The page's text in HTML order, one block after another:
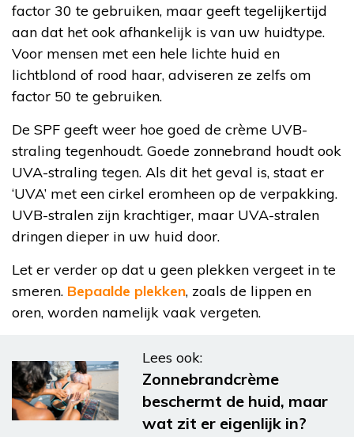
factor 30 te gebruiken, maar geeft tegelijkertijd
aan dat het ook afhankelijk is van uw huidtype.
Voor mensen met een hele lichte huid en
lichtblond of rood haar, adviseren ze zelfs om
factor 50 te gebruiken.
De SPF geeft weer hoe goed de crème UVB-
straling tegenhoudt. Goede zonnebrand houdt ook
UVA-straling tegen. Als dit het geval is, staat er
‘UVA’ met een cirkel eromheen op de verpakking.
UVB-stralen zijn krachtiger, maar UVA-stralen
dringen dieper in uw huid door.
Let er verder op dat u geen plekken vergeet in te
smeren. Bepaalde plekken, zoals de lippen en
oren, worden namelijk vaak vergeten.
Lees ook:
Zonnebrandcrème
beschermt de huid, maar
wat zit er eigenlijk in?